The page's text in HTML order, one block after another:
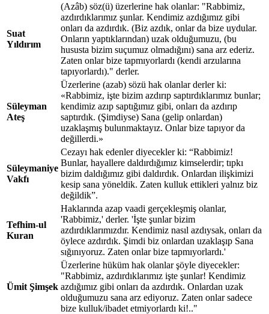
Suat
Yıldırım
(Azâb) söz(ü) üzerlerine hak olanlar: "Rabbimiz,
azdırdıklarımız şunlar. Kendimiz azdığımız gibi
onları da azdırdık. (Biz azdık, onlar da bize uydular.
Onların yaptıklarından) uzak olduğumuzu, (bu
hususta bizim suçumuz olmadığını) sana arz ederiz.
Zaten onlar bize tapmıyorlardı (kendi arzularına
tapıyorlardı)." derler.
Süleyman
Ateş
Üzerlerine (azab) sözü hak olanlar derler ki:
«Rabbimiz, işte bizim azdırıp saptırdıklarımız bunlar;
kendimiz azıp saptığımız gibi, onları da azdırıp
saptırdık. (Şimdiyse) Sana (gelip onlardan)
uzaklaşmış bulunmaktayız. Onlar bize tapıyor da
değillerdi.»
Süleymaniye
Vakfı
Cezayı hak edenler diyecekler ki: “Rabbimiz!
Bunlar, hayallere daldırdığımız kimselerdir; tıpkı
bizim daldığımız gibi daldırdık. Onlardan ilişkimizi
kesip sana yöneldik. Zaten kulluk ettikleri yalnız biz
değildik”.
Tefhim-ul
Kuran
Haklarında azap vaadi gerçekleşmiş olanlar,
'Rabbimiz,' derler. 'İşte şunlar bizim
azdırdıklarımızdır. Kendimiz nasıl azdıysak, onları da
öylece azdırdık. Şimdi biz onlardan uzaklaşıp Sana
sığınıyoruz. Zaten onlar bize tapmıyorlardı.'
Ümit Şimşek
Üzerlerine hüküm hak olanlar şöyle diyecekler:
"Rabbimiz, azdırdıklarımız işte şunlar! Kendimiz
azdığımız gibi onları da azdırdık. Onlardan uzak
olduğumuzu sana arz ediyoruz. Zaten onlar sadece
bize kulluk/ibadet etmiyorlardı ki!.."